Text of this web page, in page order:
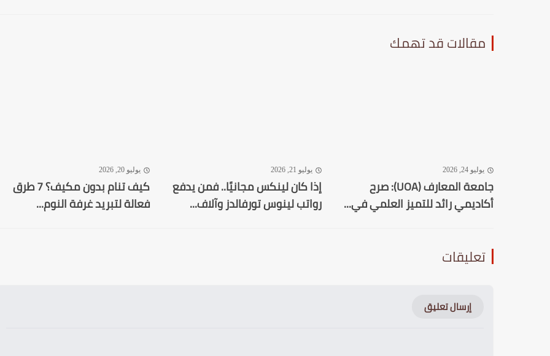
مقالات قد تهمك
يوليو 24, 2026
جامعة المعارف (UOA): صرح
أكاديمي رائد للتميز العلمي في...
يوليو 21, 2026
إذا كان لينكس مجانيًا.. فمن يدفع
رواتب لينوس تورفالدز وآلاف...
يوليو 20, 2026
كيف تنام بدون مكيف؟ 7 طرق
فعالة لتبريد غرفة النوم...
تعليقات
إرسال تعليق